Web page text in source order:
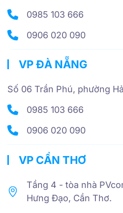
0985 103 666
0906 020 090
VP ĐÀ NẴNG
Số 06 Trần Phú, phường
0985 103 666
0906 020 090
VP CẦN THƠ
Tầng 4 - tòa nhà
Hưng Đạo, Cần Thơ.